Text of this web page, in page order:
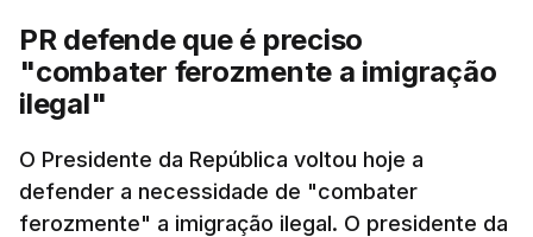
articulação com a Marinha, a Autoridade Marítima
Nacional e a Força Aérea.
apreendida mais cocaína até ao momento de que
em todo o ano de 2025.
PR defende que é preciso
"combater ferozmente a imigração
ilegal"
O Presidente da República voltou hoje a
defender a necessidade de "combater
ferozmente" a imigração ilegal. O presidente da